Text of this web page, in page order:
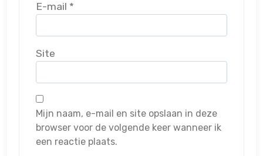
E-mail *
Site
Mijn naam, e-mail en site opslaan in deze
browser voor de volgende keer wanneer ik
een reactie plaats.